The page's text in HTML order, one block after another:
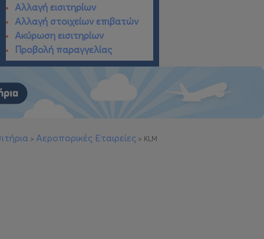
Αλλαγή εισιτηρίων
Αλλαγή στοιχείων επιβατών
Ακύρωση εισιτηρίων
Προβολή παραγγελίας
> Αεροπορικές Εταιρείες > KLM